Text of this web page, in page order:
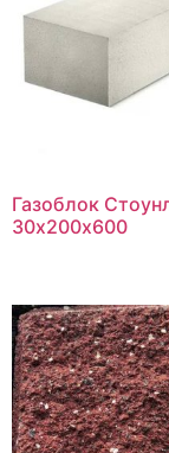
Газоблок
30х200х600